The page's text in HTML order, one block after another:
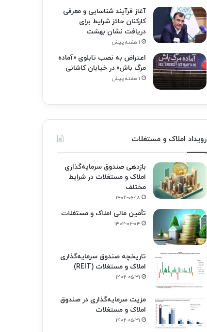
آغاز فرآیند شناسایی و معرفی
کارکنان حائز شرایط برای
دریافت نشان بهشت
۱ هفته پیش
اعتراض به نصب تابلوی «آماده
مرگ باش» در خیابان کاشانی
۱ هفته پیش
رویداد املاک و مستغلات
بازدهی صندوق سرمایه‌گذاری
املاک و مستغلات در شرایط
مختلف
۱۴۰۲-۰۶-۱۸
تأمین مالی املاک و مستغلات
۱۴۰۲-۰۶-۰۴
تاریخچه صندوق سرمایه‌گذاری
املاک و مستغلات (REIT)
۱۴۰۲-۰۵-۳۱
مزیت سرمایه‌گذاری در صندوق
املاک و مستغلات
۱۴۰۲-۰۵-۳۱